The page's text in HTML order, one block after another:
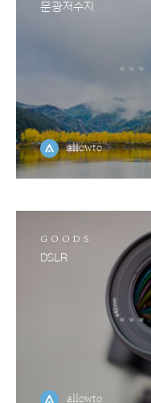
문광저수지
allowto
GOODS
DSLR
allowto